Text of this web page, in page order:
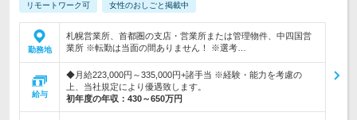
リモートワーク可 女性のおしごと掲載中
勤務地
札幌営業所、首都圏の支店・営業所または管理物件、中四国営
業所 ※転勤は当面の間ありません！ ※選考…
給与
◆月給223,000円～335,000円+諸手当 ※経験・能力を考慮の
上、当社規定により優遇致します。
初年度の年収： 430～650万円